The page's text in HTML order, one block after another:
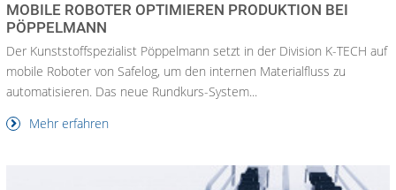
MOBILE ROBOTER OPTIMIEREN PRODUKTION BEI
PÖPPELMANN
Der Kunststoffspezialist Pöppelmann setzt in der Division K-TECH auf
mobile Roboter von Safelog, um den internen Materialfluss zu
automatisieren. Das neue Rundkurs-System...
Mehr erfahren